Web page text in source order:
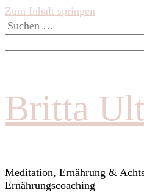
Zum Inhalt springen
Suchen
nach:
Britta
Meditation, Ernährung &
Ernährungscoaching